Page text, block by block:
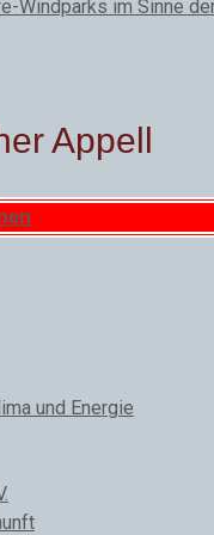
Windparks im Sinne
Appell
und Energie